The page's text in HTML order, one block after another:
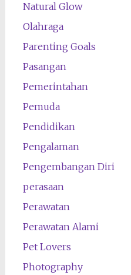
Natural Glow
Olahraga
Parenting Goals
Pasangan
Pemerintahan
Pemuda
Pendidikan
Pengalaman
Pengembangan Diri
perasaan
Perawatan
Perawatan Alami
Pet Lovers
Photography